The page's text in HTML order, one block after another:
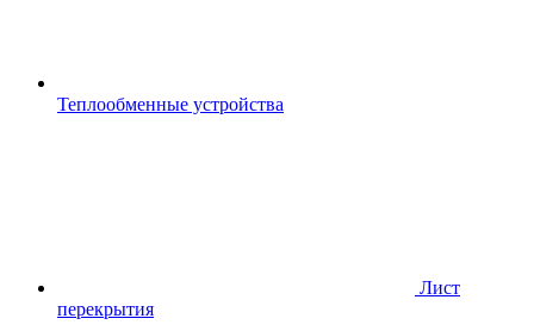
Теплообменные устройства
Лист
перекрытия